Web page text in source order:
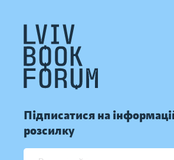
Підписатися на
розсилку